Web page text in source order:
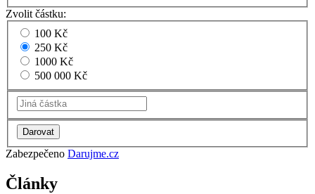
Zvolit částku:
100 Kč
250 Kč
1000 Kč
500 000 Kč
Zabezpečeno Darujme.cz
Články